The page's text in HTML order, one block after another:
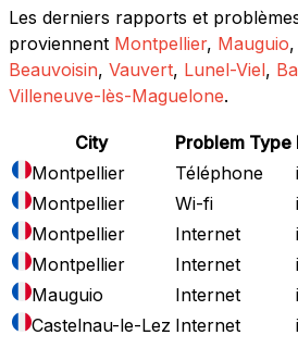
Les derniers rapports et
proviennent Montpellier, Mauguio,
Beauvoisin, Vauvert, Lunel-Viel,
Villeneuve-lès-Maguelone.
City Problem Type
Montpellier
Téléphone
Montpellier
Wi-fi
Montpellier
Internet
Montpellier
Internet
Mauguio
Internet
Castelnau-le-Lez Internet